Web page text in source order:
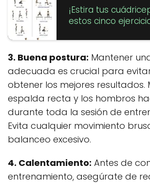
¡Estira tus
estos cinco
3. Buena postura: Mantener
adecuada es crucial para
obtener los mejores resultados.
espalda recta y los hombros
durante toda la sesión de
Evita cualquier movimiento
balanceo excesivo.
4. Calentamiento: Antes de
entrenamiento, asegúrate de